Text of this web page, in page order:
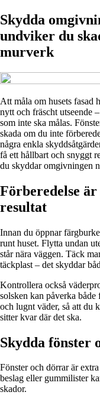
Skydda
undviker du
murverk
Att måla om husets fasad
nytt och fräscht utseende
som inte ska målas.
skada om du inte
några enkla
få ett hållbart och snyggt
du skyddar omgivningen
Förberedelse
resultat
Innan du öppnar
runt huset. Flytta undan
står nära väggen. Täck
täckplast – det skyddar
Kontrollera också
solsken kan påverka
och lugnt väder, så att du
sitter kvar där det ska.
Skydda fönster
Fönster och dörrar är
beslag eller gummilister
skador.